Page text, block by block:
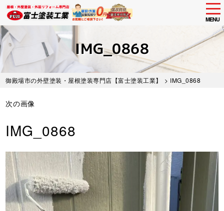
Skip
to
main
content
MENU
IMG_0868
御殿場市の外壁塗装・屋根塗装専門店【富士塗装工業】 > IMG_0868
次の画像
IMG_0868